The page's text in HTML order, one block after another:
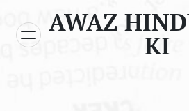
content
AWAZ
KI